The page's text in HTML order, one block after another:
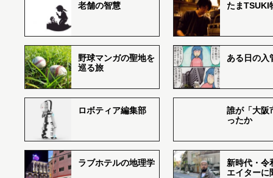
老舗の智慧 たまTSUKI
野球マンガの聖地を
巡る旅
ある日の入
ロボティア編集部
誰が「大阪
ったか
ラブホテルの地理学
新時代・令
エイターに